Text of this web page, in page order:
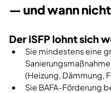
— und wann
Der iSFP lohnt sich
Sie mindestens eine
(Heizung, Dämmung,
Sie BAFA-Förderung